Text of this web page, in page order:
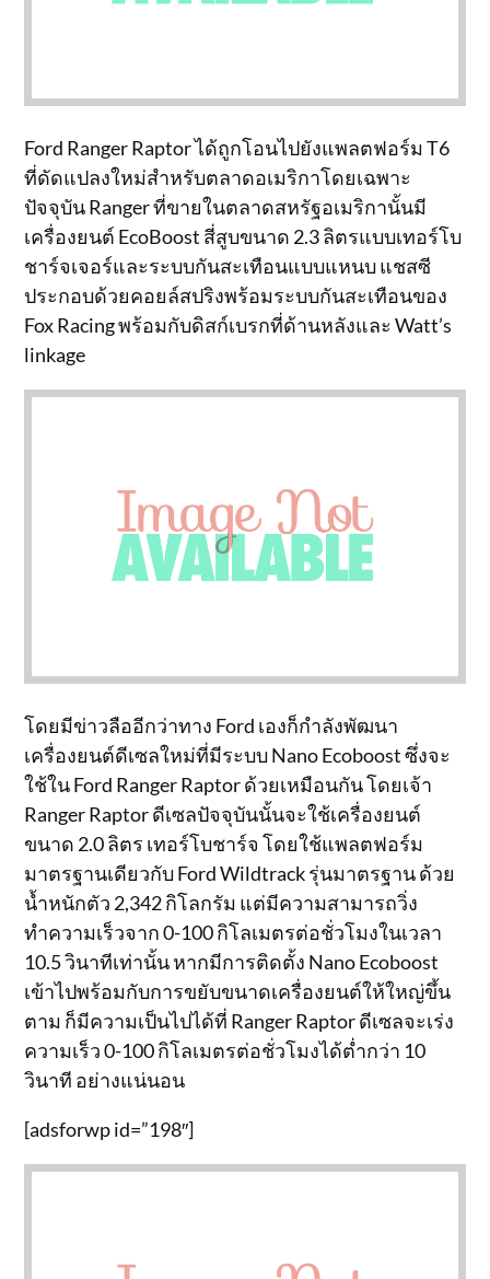
Ford Ranger Raptor ได้ถูกโอนไปยังแพลตฟอร์ม T6
ที่ดัดแปลงใหม่สำหรับตลาดอเมริกาโดยเฉพาะ
ปัจจุบัน Ranger ที่ขายในตลาดสหรัฐอเมริกานั้นมี
เครื่องยนต์ EcoBoost สี่สูบขนาด 2.3 ลิตรแบบเทอร์โบ
ชาร์จเจอร์และระบบกันสะเทือนแบบแหนบ แชสซี
ประกอบด้วยคอยล์สปริงพร้อมระบบกันสะเทือนของ
Fox Racing พร้อมกับดิสก์เบรกที่ด้านหลังและ Watt’s
linkage
โดยมีข่าวลืออีกว่าทาง Ford เองก็กำลังพัฒนา
เครื่องยนต์ดีเซลใหม่ที่มีระบบ Nano Ecoboost ซึ่งจะ
ใช้ใน Ford Ranger Raptor ด้วยเหมือนกัน โดยเจ้า
Ranger Raptor ดีเซลปัจจุบันนั้นจะใช้เครื่องยนต์
ขนาด 2.0 ลิตร เทอร์โบชาร์จ โดยใช้แพลตฟอร์ม
มาตรฐานเดียวกับ Ford Wildtrack รุ่นมาตรฐาน ด้วย
น้ำหนักตัว 2,342 กิโลกรัม แต่มีความสามารถวิ่ง
ทำความเร็วจาก 0-100 กิโลเมตรต่อชั่วโมงในเวลา
10.5 วินาทีเท่านั้น หากมีการติดตั้ง Nano Ecoboost
เข้าไปพร้อมกับการขยับขนาดเครื่องยนต์ให้ใหญ่ขึ้น
ตาม ก็มีความเป็นไปได้ที่ Ranger Raptor ดีเซลจะเร่ง
ความเร็ว 0-100 กิโลเมตรต่อชั่วโมงได้ต่ำกว่า 10
วินาที อย่างแน่นอน
[adsforwp id=”198″]